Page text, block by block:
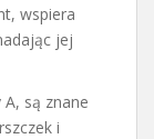
wspiera
jej
są znane
i